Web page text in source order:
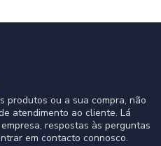
produtos ou a sua compra, não
atendimento ao cliente. Lá
respostas às perguntas
em contacto connosco.